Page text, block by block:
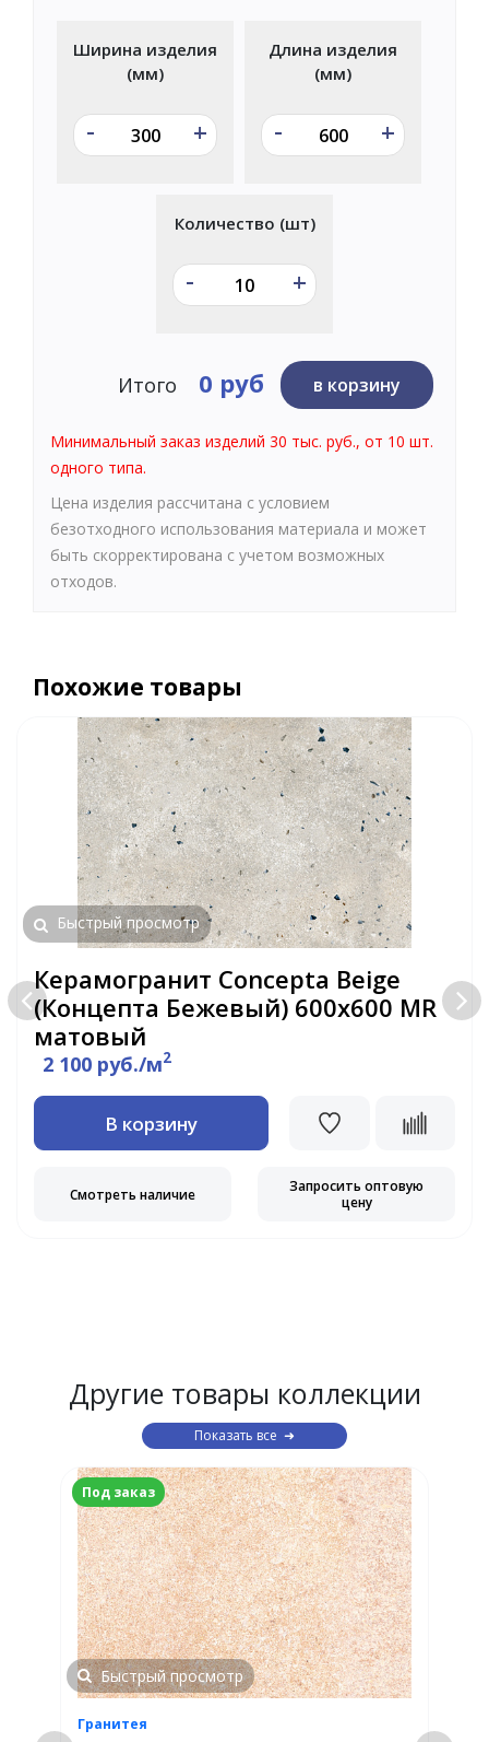
Ширина изделия
(мм)
- +
Длина изделия
(мм)
- +
Количество (шт)
- +
Итого 0 руб в корзину
Минимальный заказ изделий 30 тыс. руб., от 10 шт.
одного типа.
Цена изделия рассчитана с условием
безотходного использования материала и может
быть скорректирована с учетом возможных
отходов.
Похожие товары
Быстрый просмотр
Керамогранит Concepta Beige
(Концепта Бежевый) 600х600 MR
матовый
2 100 руб./м2
В корзину
Смотреть наличие
Запросить оптовую
цену
Другие товары коллекции
Показать все
Под заказ
Быстрый просмотр
Гранитея